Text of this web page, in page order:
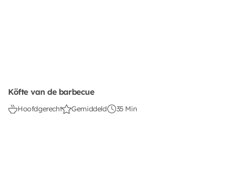
Köfte van de barbecue
Hoofdgerecht Gemiddeld 35 Min